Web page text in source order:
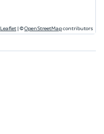
Leaflet | ©OpenStreetMapcontributors